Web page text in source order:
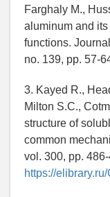
Farghaly M.,
aluminum and
functions.
no. 139, pp. 57-
3. Kayed R.,
Milton S.C.,
structure of
common
vol. 300, pp.
https://